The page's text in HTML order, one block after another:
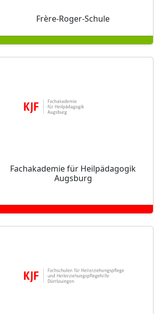
Frère-Roger-Schule
Fachakademie für Heilpädagogik
Augsburg